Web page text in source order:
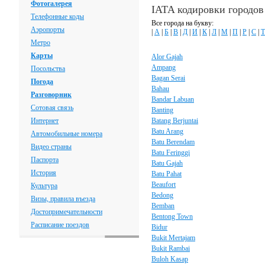
Фотогалерея
Телефонные коды
Аэропорты
Метро
Карты
Посольства
Погода
Разговорник
Сотовая связь
Интернет
Автомобильные номера
Видео страны
Паспорта
История
Культура
Визы, правила въезда
Достопримечательности
Расписание поездов
IATA кодировки
Все города на букву:
А Б В Д И К Л М П Р С Т
Alor Gajah
Ampang
Bagan Serai
Bahau
Bandar Labuan
Banting
Batang Berjuntai
Batu Arang
Batu Berendam
Batu Feringgi
Batu Gajah
Batu Pahat
Beaufort
Bedong
Bemban
Bentong Town
Bidur
Bukit Mertajam
Bukit Rambai
Buloh Kasap